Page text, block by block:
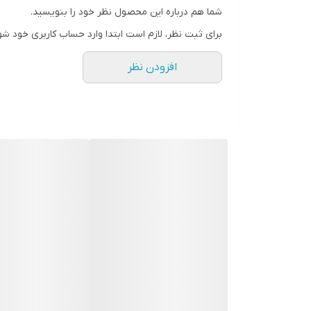
شما هم درباره این محصول نظر خود را بنویسید.
برای ثبت نظر، لازم است ابتدا وارد حساب کاربری خود
افزودن نظر